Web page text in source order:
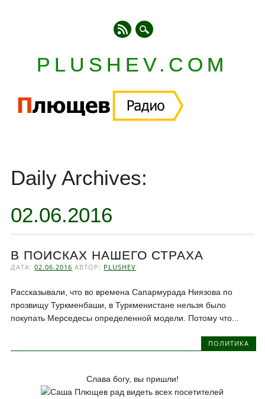
PLUSHEV.COM
content
Daily Archives:
02.06.2016
В ПОИСКАХ НАШЕГО СТРАХА
ДАТА:02.06.2016 АВТОР: PLUSHEV
Рассказывали, что во времена Сапармурада Ниязова по
прозвищу Туркменбаши, в Туркменистане нельзя было
покупать Мерседесы определенной модели. Потому что...
ПОЛИТИКА
Слава богу, вы пришли!